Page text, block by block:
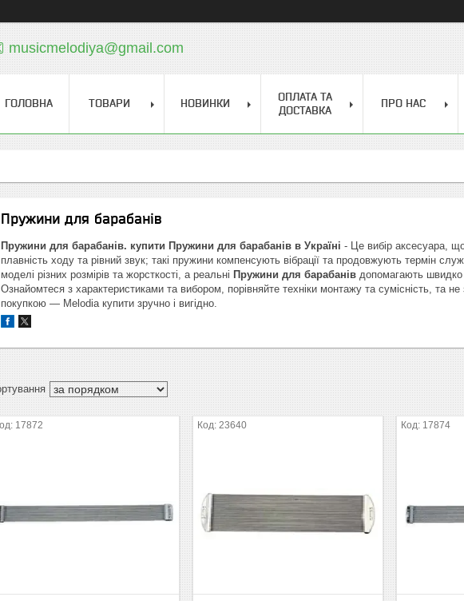
musicmelodiya@gmail.com
ГОЛОВНА ТОВАРИ НОВИНКИ
ОПЛАТА ТА
ДОСТАВКА
ПРО НАС
Пружини для барабанів
Пружини для барабанів. купити Пружини для барабанів в Україні - Це вибір аксесуара, що
плавність ходу та рівний звук; такі пружини компенсують вібрації та продовжують термін
моделі різних розмірів та жорсткості, а реальні Пружини для барабанів допомагають швидко
Ознайомтеся з характеристиками та вибором, порівняйте техніки монтажу та сумісність, та не
покупкою — Melodia купити зручно і вигідно.
17872 23640 17874